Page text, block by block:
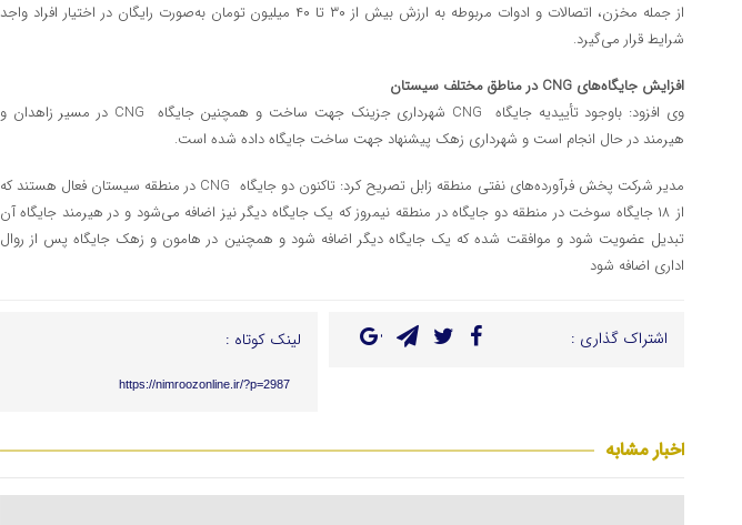
از جمله مخزن، اتصالات و ادوات مربوطه به ارزش بیش از ۳۰ تا ۴۰ میلیون تومان به‌صورت رایگان در اختیار افراد واجد
شرایط قرار می‌گیرد.
افزایش جایگاه‌های CNG در مناطق مختلف سیستان
وی افزود: باوجود تأییدیه جایگاه CNG شهرداری جزینک جهت ساخت و همچنین جایگاه CNG در مسیر زاهدان و
هیرمند در حال انجام است و شهرداری زهک پیشنهاد جهت ساخت جایگاه داده شده است.
مدیر شرکت پخش فرآورده‌های نفتی منطقه زابل تصریح کرد: تاکنون دو جایگاه CNG در منطقه سیستان فعال هستند که
از ۱۸ جایگاه سوخت در منطقه دو جایگاه در منطقه نیمروز که یک جایگاه دیگر نیز اضافه می‌شود و در هیرمند جایگاه آن
تبدیل عضویت شود و موافقت شده که یک جایگاه دیگر اضافه شود و همچنین در هامون و زهک جایگاه پس از روال
اداری اضافه شود
اشتراک گذاری : لینک کوتاه :
https://nimroozonline.ir/?p=2987
اخبار مشابه